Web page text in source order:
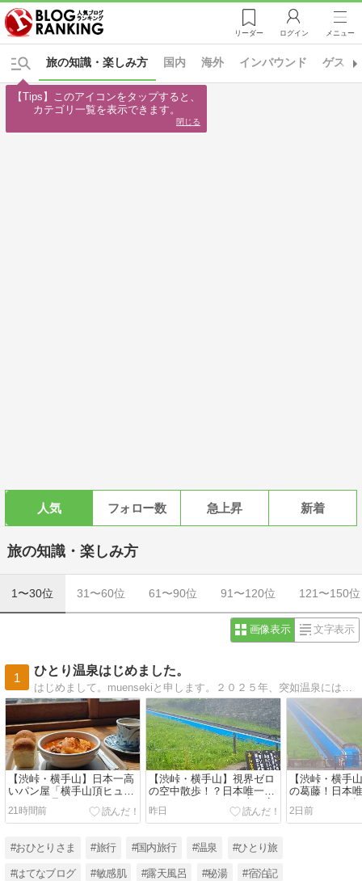
リーダー ログイン メニュー
国内 海外 インバウンド ゲスト
旅の知識・楽しみ方
人気 フォロー数 急上昇 新着
旅の知識・楽しみ方
1〜30位 31〜60位 61〜90位 91〜120位 121〜150位
画像表示 文字表示
1
ひとり温泉はじめました。
【渋峠・横手山】日本一高
いパン屋「横手山頂ヒュッ
テ」で絶品ボルシチラン
チ！標高2,307mの雲上レス
21時間前
​【渋峠・横手山】視界ゼロ
の空中散歩！？日本唯一の
スカイレーターと日本一高
いリフトで雨の山頂へ｜万
昨日
【渋峠・横手
の葛藤！日本
レーター」で
山頂パン屋さ
2日前
#おひとりさま #旅行 #国内旅行 #温泉 #ひとり旅
#はてなブログ #敏感肌 #露天風呂 #秘湯 #宿泊記
【Tips】このアイコンをタップすると、
カテゴリ一覧を表示できます。
閉じる